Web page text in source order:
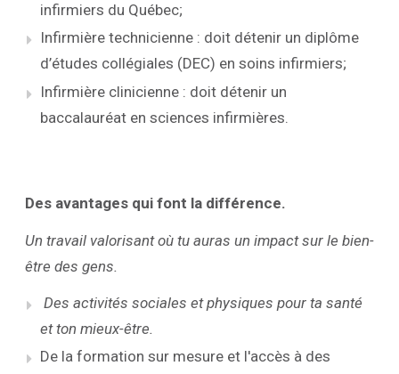
infirmiers du Québec;
Infirmière technicienne : doit détenir un diplôme
d’études collégiales (DEC) en soins infirmiers;
Infirmière clinicienne : doit détenir un
baccalauréat en sciences infirmières.
Des avantages qui font la différence.
Un travail valorisant où tu auras un impact sur le bien-
être des gens.
Des activités sociales et physiques pour ta santé
et ton mieux-être.
De la formation sur mesure et l'accès à des